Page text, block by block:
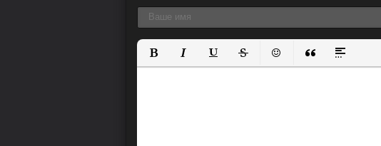
Полужирный
КурсивПодчеркнутый
ЗачеркнутыйВставить смайлик
Вставка цитаты
Вставка